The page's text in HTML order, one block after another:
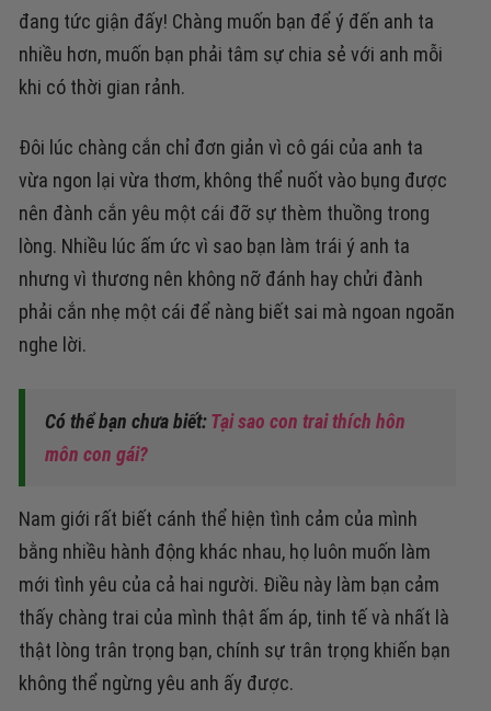
đang tức giận đấy! Chàng muốn bạn để ý đến anh ta
nhiều hơn, muốn bạn phải tâm sự chia sẻ với anh mỗi
khi có thời gian rảnh.
Đôi lúc chàng cắn chỉ đơn giản vì cô gái của anh ta
vừa ngon lại vừa thơm, không thể nuốt vào bụng được
nên đành cắn yêu một cái đỡ sự thèm thuồng trong
lòng. Nhiều lúc ấm ức vì sao bạn làm trái ý anh ta
nhưng vì thương nên không nỡ đánh hay chửi đành
phải cắn nhẹ một cái để nàng biết sai mà ngoan ngoãn
nghe lời.
Có thể bạn chưa biết:Tại sao con trai thích hôn
môn con gái?
Nam giới rất biết cánh thể hiện tình cảm của mình
bằng nhiều hành động khác nhau, họ luôn muốn làm
mới tình yêu của cả hai người. Điều này làm bạn cảm
thấy chàng trai của mình thật ấm áp, tinh tế và nhất là
thật lòng trân trọng bạn, chính sự trân trọng khiến bạn
không thể ngừng yêu anh ấy được.